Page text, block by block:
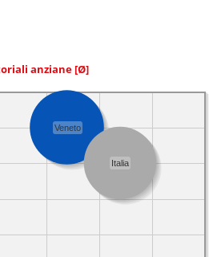
anziane [Ø]
Veneto
Italia